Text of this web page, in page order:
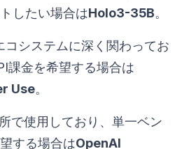
したい場合はHolo3-35B。
システムに深く関わってお
課金を希望する場合は
Use。
で使用しており、単一ベン
する場合はOpenAI